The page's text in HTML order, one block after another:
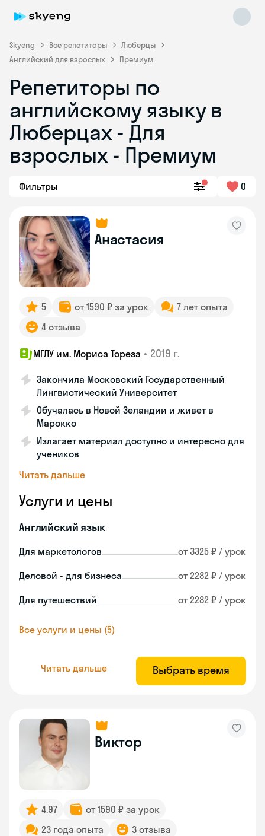
Skyeng Все репетиторы
Люберцы
Английский для взрослых
Премиум
Репетиторы по
английскому языку в
Люберцах - Для
взрослых - Премиум
Фильтры 0
Анастасия
5 от 1590 ₽ за урок
7 лет опыта
4 отзыва
МГЛУ им. Мориса Тореза • 2019 г.
Закончила Московский Государственный
Лингвистический Университет
Обучалась в Новой Зеландии и живет в
Марокко
Излагает материал доступно и интересно для
учеников
Читать дальше
Услуги и цены
Английский язык
Для маркетологов от 3325 ₽ / урок
Деловой - для бизнеса от 2282 ₽ / урок
Для путешествий от 2282 ₽ / урок
Все услуги и цены (5)
Читать дальше Выбрать время
Виктор
4.97
от 1590 ₽ за урок
23 года опыта
3 отзыва
Skyeng Chat